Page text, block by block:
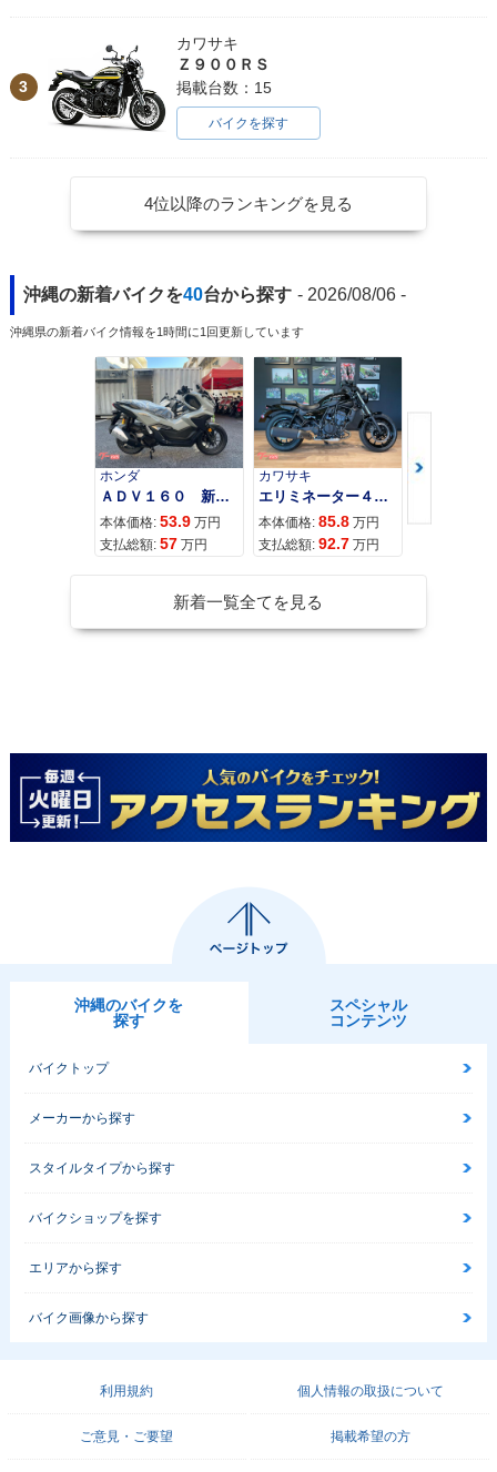
3
カワサキ
Ｚ９００ＲＳ
掲載台数：15
バイクを探す
4位以降のランキングを見る
沖縄の新着バイクを40台から探す - 2026/08/06 -
沖縄県の新着バイク情報を1時間に1回更新しています
ホンダ
ＡＤＶ１６０ 新車 ２０２６年最新モデル パールスモーキーグレー スマートキー ２９Ｌメットイン ＵＳＢ Ｔｙｐｅ−Ｃ装備
本体価格: 53.9 万円
支払総額: 57 万円
カワサキ
エリミネーター４００
本体価格: 85.8 万円
支払総額: 92.7 万円
カワサキ
本体価格:
新着一覧全てを見る
沖縄のバイクを
探す
スペシャル
コンテンツ
バイクトップ
メーカーから探す
スタイルタイプから探す
バイクショップを探す
エリアから探す
バイク画像から探す
利用規約 個人情報の取扱について
ご意見・ご要望 掲載希望の方